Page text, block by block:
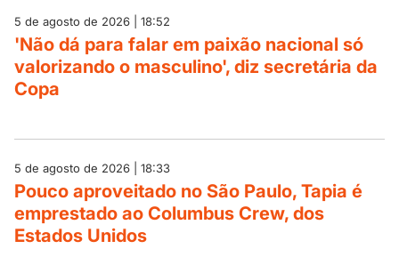
5 de agosto de 2026 | 18:52
'Não dá para falar em paixão nacional só
valorizando o masculino', diz secretária da
Copa
5 de agosto de 2026 | 18:33
Pouco aproveitado no São Paulo, Tapia é
emprestado ao Columbus Crew, dos
Estados Unidos